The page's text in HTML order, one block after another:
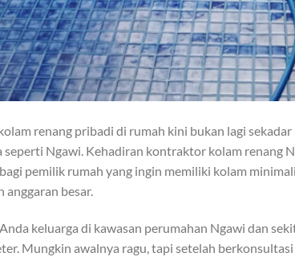
renang pribadi di rumah kini bukan lagi
seperti Ngawi. Kehadiran kontraktor kolam renang
pemilik rumah yang ingin memiliki kolam
anggaran besar.
keluarga di kawasan perumahan Ngawi dan
Mungkin awalnya ragu, tapi setelah